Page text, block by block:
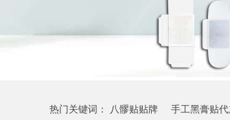
热门关键词： 八髎贴贴牌 手工黑膏贴